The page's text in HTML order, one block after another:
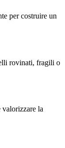
per costruire un
rovinati, fragili o
valorizzare la